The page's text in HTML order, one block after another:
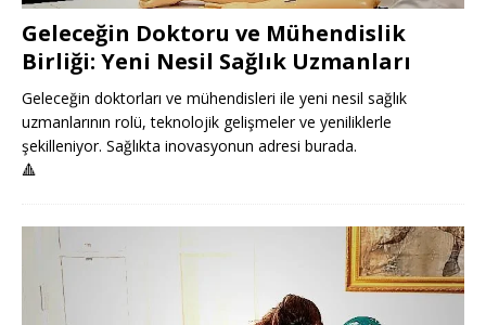
Geleceğin Doktoru ve Mühendislik
Birliği: Yeni Nesil Sağlık Uzmanları
Geleceğin doktorları ve mühendisleri ile yeni nesil sağlık
uzmanlarının rolü, teknolojik gelişmeler ve yeniliklerle
şekilleniyor. Sağlıkta inovasyonun adresi burada.
🔺